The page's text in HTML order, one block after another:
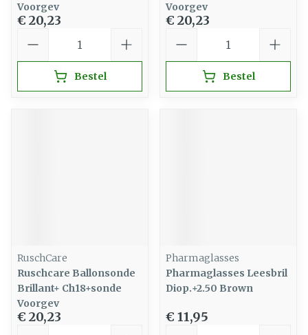
Voorgev
€ 20,23
Bestel
Voorgev
€ 20,23
Bestel
RuschCare
Ruschcare Ballonsonde
Brillant+ Ch18+sonde
Voorgev
€ 20,23
Pharmaglasses
Pharmaglasses Leesbril
Diop.+2.50 Brown
€ 11,95